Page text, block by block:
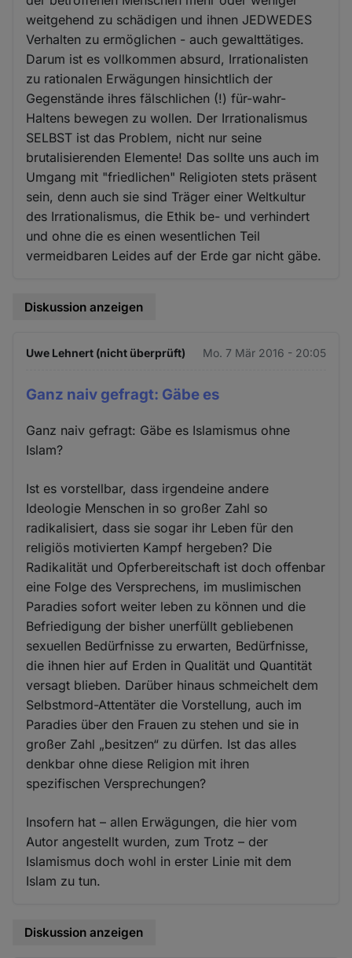
weitgehend zu schädigen und ihnen JEDWEDES
Verhalten zu ermöglichen - auch gewalttätiges.
Darum ist es vollkommen absurd, Irrationalisten
zu rationalen Erwägungen hinsichtlich der
Gegenstände ihres fälschlichen (!) für-wahr-
Haltens bewegen zu wollen. Der Irrationalismus
SELBST ist das Problem, nicht nur seine
brutalisierenden Elemente! Das sollte uns auch im
Umgang mit "friedlichen" Religioten stets präsent
sein, denn auch sie sind Träger einer Weltkultur
des Irrationalismus, die Ethik be- und verhindert
und ohne die es einen wesentlichen Teil
vermeidbaren Leides auf der Erde gar nicht gäbe.
Diskussion anzeigen
Uwe Lehnert (nicht überprüft) Mo. 7 Mär 2016 - 20:05
Ganz naiv gefragt: Gäbe es
Ganz naiv gefragt: Gäbe es Islamismus ohne
Islam?
Ist es vorstellbar, dass irgendeine andere
Ideologie Menschen in so großer Zahl so
radikalisiert, dass sie sogar ihr Leben für den
religiös motivierten Kampf hergeben? Die
Radikalität und Opferbereitschaft ist doch offenbar
eine Folge des Versprechens, im muslimischen
Paradies sofort weiter leben zu können und die
Befriedigung der bisher unerfüllt gebliebenen
sexuellen Bedürfnisse zu erwarten, Bedürfnisse,
die ihnen hier auf Erden in Qualität und Quantität
versagt blieben. Darüber hinaus schmeichelt dem
Selbstmord-Attentäter die Vorstellung, auch im
Paradies über den Frauen zu stehen und sie in
großer Zahl „besitzen“ zu dürfen. Ist das alles
denkbar ohne diese Religion mit ihren
spezifischen Versprechungen?
Insofern hat – allen Erwägungen, die hier vom
Autor angestellt wurden, zum Trotz – der
Islamismus doch wohl in erster Linie mit dem
Islam zu tun.
Diskussion anzeigen